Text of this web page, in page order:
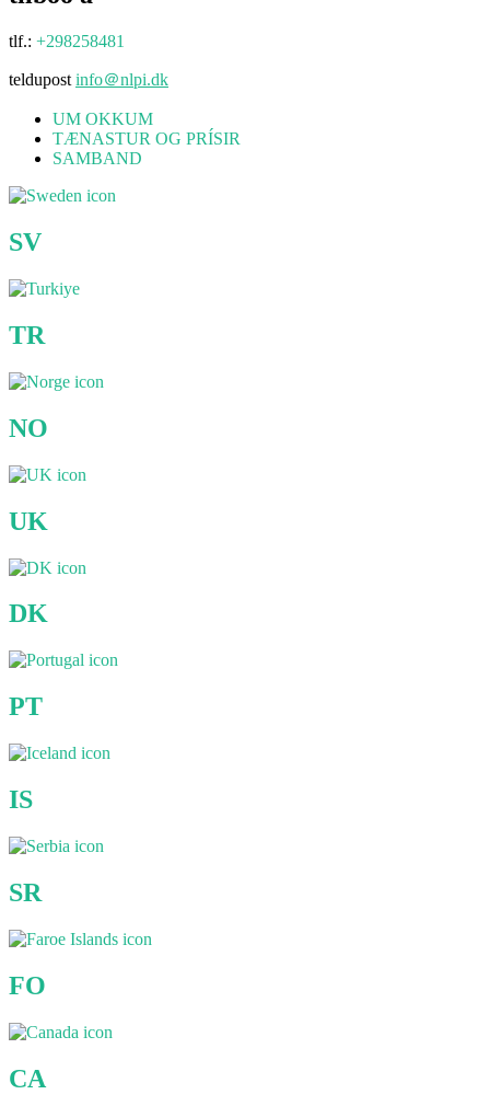
tlf.: +298258481
teldupost info＠nlpi.dk
UM OKKUM
TÆNASTUR OG PRÍSIR
SAMBAND
SV
TR
NO
UK
DK
PT
IS
SR
FO
CA